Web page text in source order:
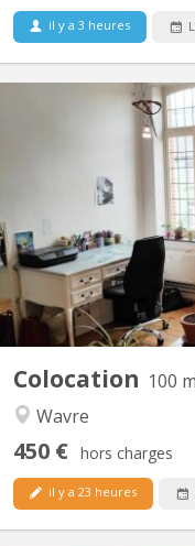
il y a 3 heures
Colocation 100
Wavre
450 € hors charges
il y a 23 heures
Maison
1x12m2) à
Uniquement
domiciliation
Planchers en bois,